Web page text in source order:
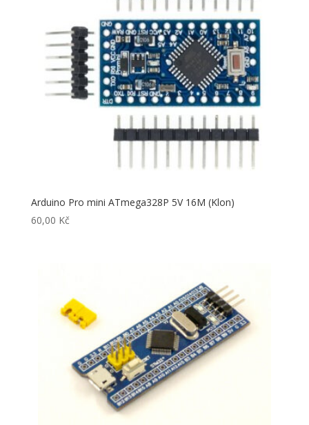
Arduino Pro mini ATmega328P 5V 16M (Klon)
60,00 Kč